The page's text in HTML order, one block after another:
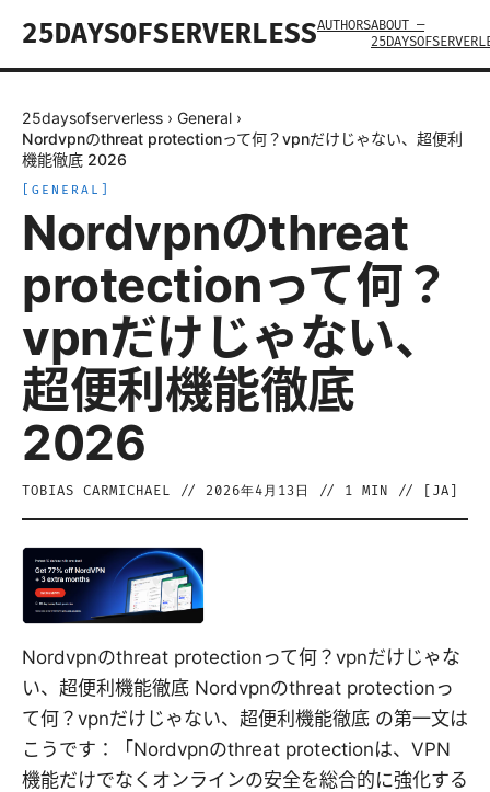
25DAYSOFSERVERLESSAUTHORSABOUT —
25daysofserverless › General ›
Nordvpnのthreat protectionって何？vpnだけじゃない、超便利
機能徹底 2026
GENERAL
Nordvpnのthreat
protectionって何？
vpnだけじゃない、
超便利機能徹底
2026
TOBIAS CARMICHAEL // 2026年4月13日 // 1 MIN // [ JA
Nordvpnのthreat protectionって何？vpnだけじゃな
い、超便利機能徹底 Nordvpnのthreat protectionっ
て何？vpnだけじゃない、超便利機能徹底 の第一文は
こうです：「Nordvpnのthreat protectionは、VPN
機能だけでなくオンラインの安全を総合的に強化する